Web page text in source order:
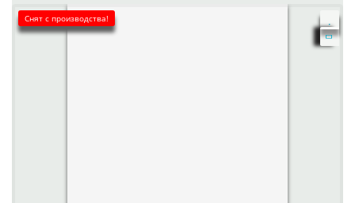
Снят с производства!